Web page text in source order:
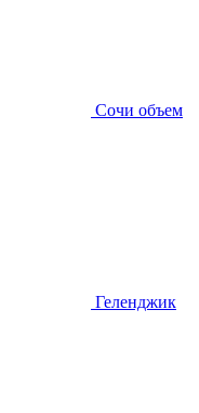
Сочи объем
Геленджик